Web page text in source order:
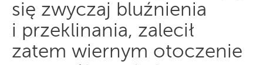
się zwyczaj bluźnienia
i przeklinania, zalecił
zatem wiernym otoczenie